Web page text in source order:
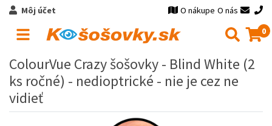
Môj účet O nákupe O nás
0
ColourVue Crazy šošovky - Blind White (2
ks ročné) - nedioptrické - nie je cez ne
vidieť